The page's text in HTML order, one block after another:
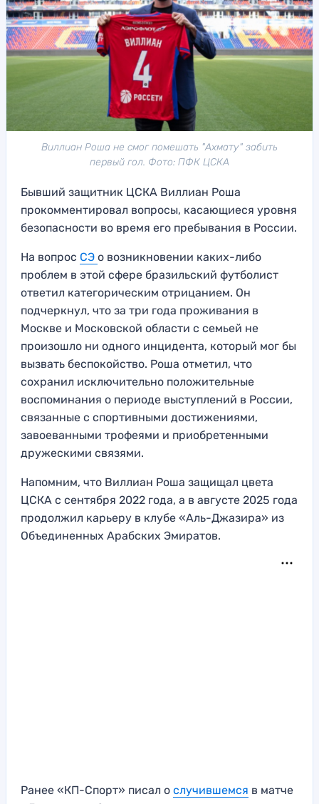
Виллиан Роша не смог помешать "Ахмату" забить
первый гол. Фото: ПФК ЦСКА
Бывший защитник ЦСКА Виллиан Роша
прокомментировал вопросы, касающиеся уровня
безопасности во время его пребывания в России.
На вопрос СЭ о возникновении каких-либо
проблем в этой сфере бразильский футболист
ответил категорическим отрицанием. Он
подчеркнул, что за три года проживания в
Москве и Московской области с семьей не
произошло ни одного инцидента, который мог бы
вызвать беспокойство. Роша отметил, что
сохранил исключительно положительные
воспоминания о периоде выступлений в России,
связанные с спортивными достижениями,
завоеванными трофеями и приобретенными
дружескими связями.
Напомним, что Виллиан Роша защищал цвета
ЦСКА с сентября 2022 года, а в августе 2025 года
продолжил карьеру в клубе «Аль-Джазира» из
Объединенных Арабских Эмиратов.
Ранее «КП-Спорт» писал о случившемся в матче